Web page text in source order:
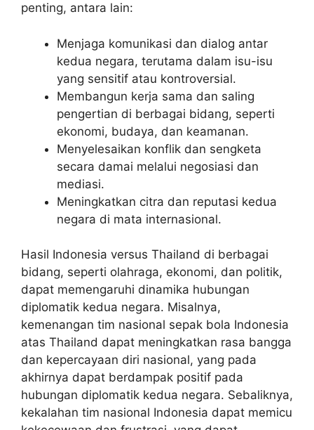
penting, antara lain:
Menjaga komunikasi dan dialog antar
kedua negara, terutama dalam isu-isu
yang sensitif atau kontroversial.
Membangun kerja sama dan saling
pengertian di berbagai bidang, seperti
ekonomi, budaya, dan keamanan.
Menyelesaikan konflik dan sengketa
secara damai melalui negosiasi dan
mediasi.
Meningkatkan citra dan reputasi kedua
negara di mata internasional.
Hasil Indonesia versus Thailand di berbagai
bidang, seperti olahraga, ekonomi, dan politik,
dapat memengaruhi dinamika hubungan
diplomatik kedua negara. Misalnya,
kemenangan tim nasional sepak bola Indonesia
atas Thailand dapat meningkatkan rasa bangga
dan kepercayaan diri nasional, yang pada
akhirnya dapat berdampak positif pada
hubungan diplomatik kedua negara. Sebaliknya,
kekalahan tim nasional Indonesia dapat memicu